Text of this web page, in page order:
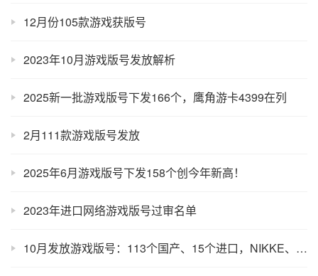
12月份105款游戏获版号
2023年10月游戏版号发放解析
2025新一批游戏版号下发166个，鹰角游卡4399在列
2月111款游戏版号发放
2025年6月游戏版号下发158个创今年新高！
2023年进口网络游戏版号过审名单
10月发放游戏版号：113个国产、15个进口，NIKKE、爆裂小队过审